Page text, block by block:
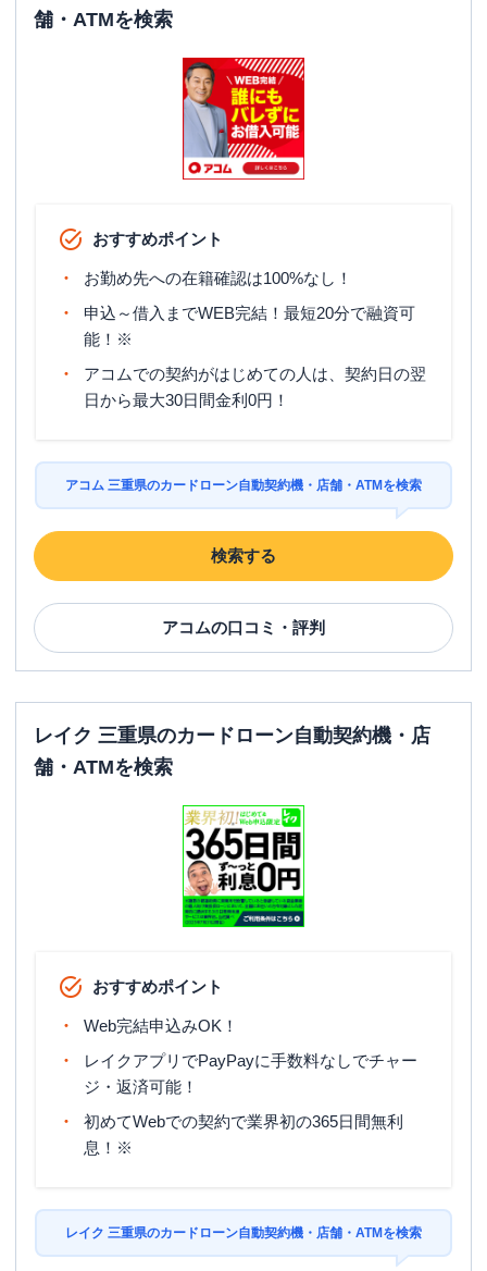
舗・ATMを検索
おすすめポイント
お勤め先への在籍確認は100%なし！
申込～借入までWEB完結！最短20分で融資可
能！※
アコムでの契約がはじめての人は、契約日の翌
日から最大30日間金利0円！
アコム 三重県のカードローン自動契約機・店舗・ATMを検索
検索する
アコムの口コミ・評判
レイク 三重県のカードローン自動契約機・店
舗・ATMを検索
おすすめポイント
Web完結申込みOK！
レイクアプリでPayPayに手数料なしでチャー
ジ・返済可能！
初めてWebでの契約で業界初の365日間無利
息！※
レイク 三重県のカードローン自動契約機・店舗・ATMを検索